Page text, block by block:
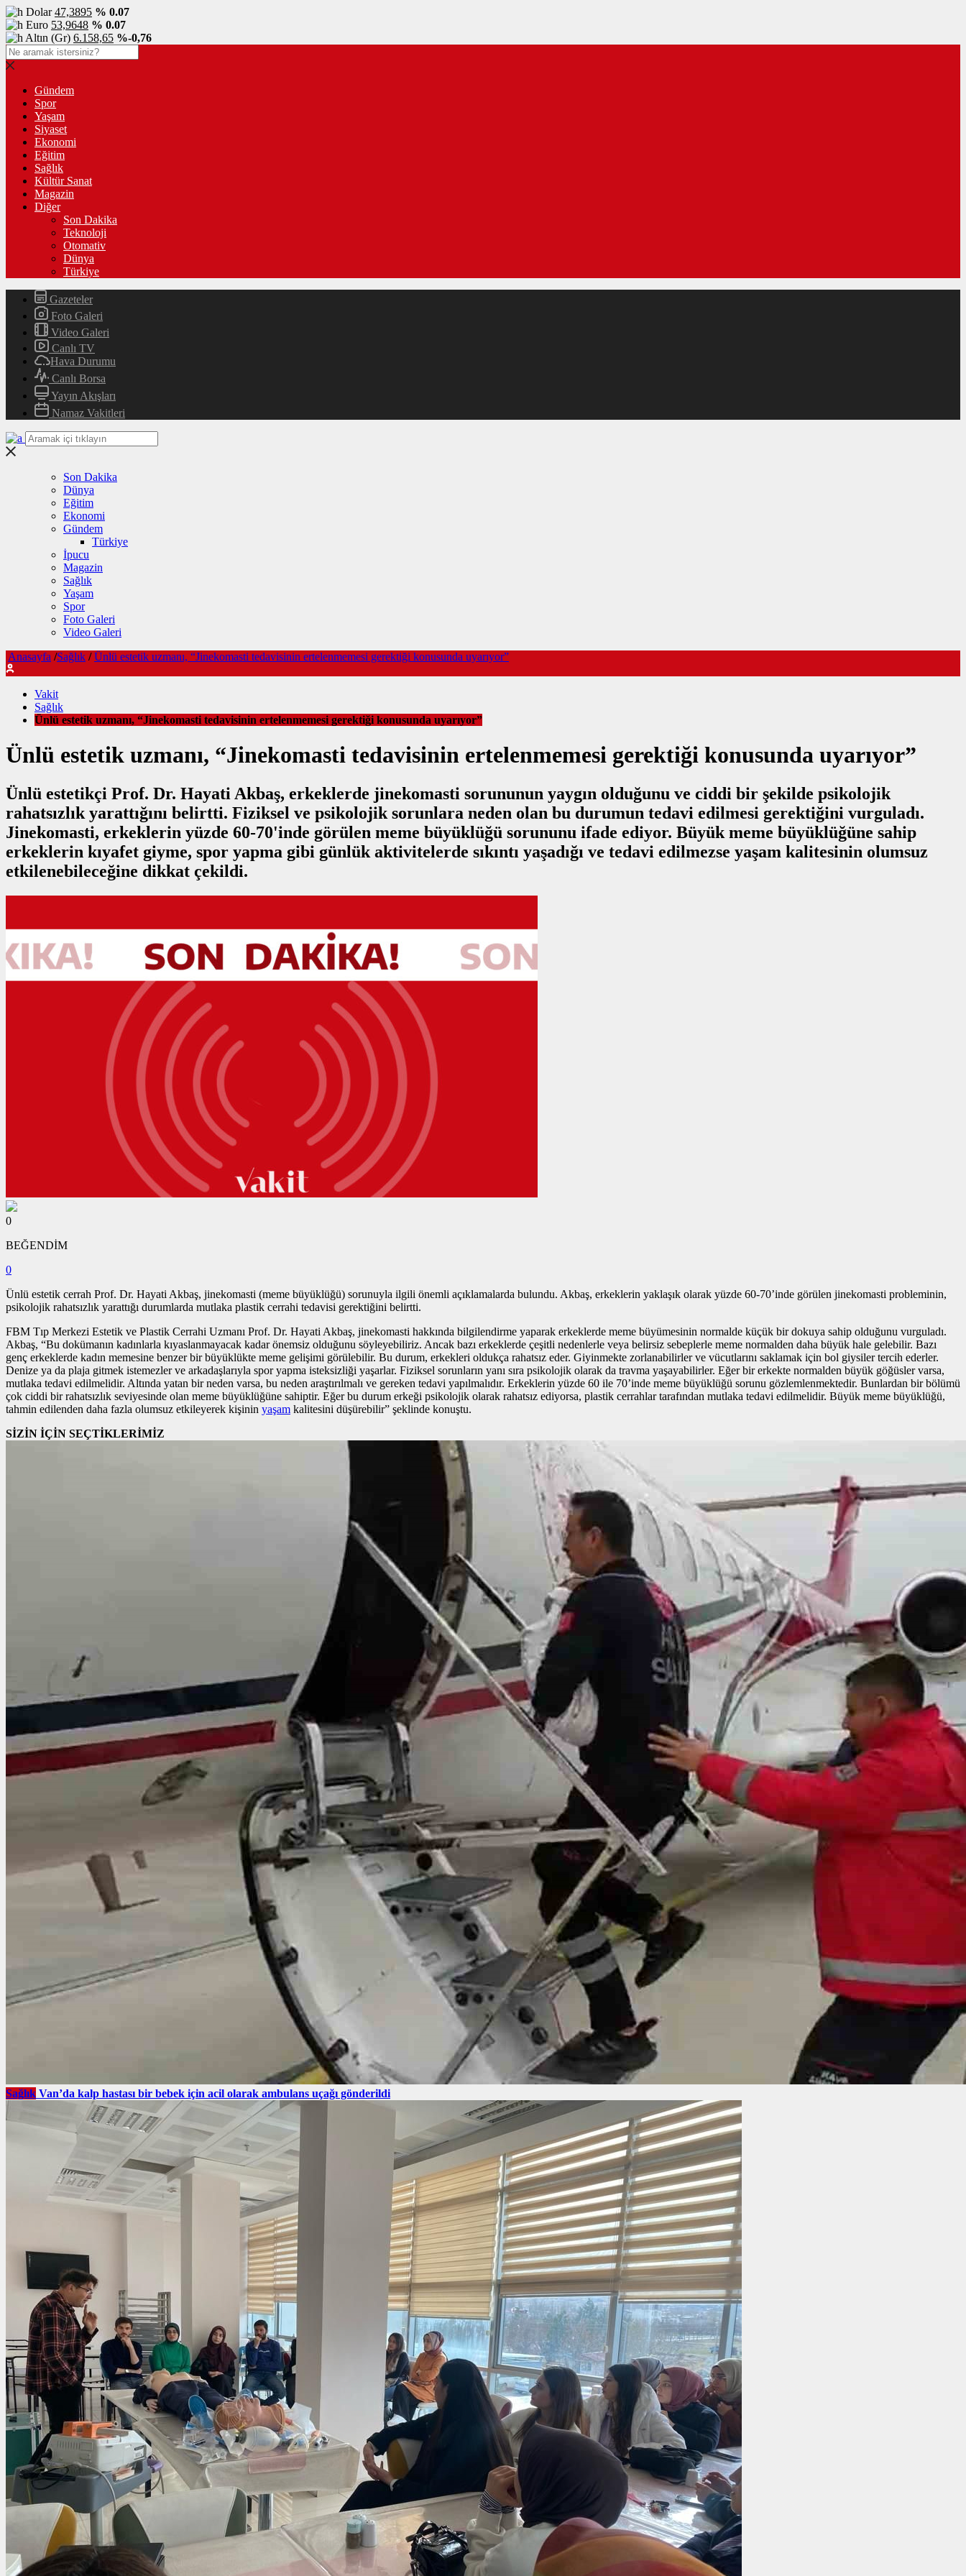
Dolar47,3895 % 0.07
Euro 53,9648 % 0.07
Altın (Gr) 6.158,65 %-0,76
Gündem
Spor
Yaşam
Siyaset
Ekonomi
Eğitim
Sağlık
Kültür Sanat
Magazin
Diğer
Son Dakika
Teknoloji
Otomativ
Dünya
Türkiye
Gazeteler
Foto Galeri
Video Galeri
Canlı TV
Hava Durumu
Canlı Borsa
Yayın Akışları
Namaz Vakitleri
Son Dakika
Dünya
Eğitim
Ekonomi
Gündem
Türkiye
İpucu
Magazin
Sağlık
Yaşam
Spor
Foto Galeri
Video Galeri
Anasayfa /Sağlık / Ünlü estetik uzmanı, “Jinekomasti tedavisinin ertelenmemesi gerektiği konusunda uyarıyor”
Vakit
Sağlık
Ünlü estetik uzmanı, “Jinekomasti tedavisinin ertelenmemesi gerektiği konusunda uyarıyor”
Ünlü estetik uzmanı, “Jinekomasti tedavisinin ertelenmemesi gerektiği konusunda uyarıyor”
Ünlü estetikçi Prof. Dr. Hayati Akbaş, erkeklerde jinekomasti sorununun yaygın olduğunu ve ciddi bir şekilde psikolojik
rahatsızlık yarattığını belirtti. Fiziksel ve psikolojik sorunlara neden olan bu durumun tedavi edilmesi gerektiğini vurguladı.
Jinekomasti, erkeklerin yüzde 60-70'inde görülen meme büyüklüğü sorununu ifade ediyor. Büyük meme büyüklüğüne sahip
erkeklerin kıyafet giyme, spor yapma gibi günlük aktivitelerde sıkıntı yaşadığı ve tedavi edilmezse yaşam kalitesinin olumsuz
etkilenebileceğine dikkat çekildi.
0
BEĞENDİM
0
Ünlü estetik cerrah Prof. Dr. Hayati Akbaş, jinekomasti (meme büyüklüğü) sorunuyla ilgili önemli açıklamalarda bulundu. Akbaş, erkeklerin yaklaşık olarak yüzde 60-70’inde görülen jinekomasti probleminin,
psikolojik rahatsızlık yarattığı durumlarda mutlaka plastik cerrahi tedavisi gerektiğini belirtti.
FBM Tıp Merkezi Estetik ve Plastik Cerrahi Uzmanı Prof. Dr. Hayati Akbaş, jinekomasti hakkında bilgilendirme yaparak erkeklerde meme büyümesinin normalde küçük bir dokuya sahip olduğunu vurguladı.
Akbaş, “Bu dokümanın kadınlarla kıyaslanmayacak kadar önemsiz olduğunu söyleyebiliriz. Ancak bazı erkeklerde çeşitli nedenlerle veya belirsiz sebeplerle meme normalden daha büyük hale gelebilir. Bazı
genç erkeklerde kadın memesine benzer bir büyüklükte meme gelişimi görülebilir. Bu durum, erkekleri oldukça rahatsız eder. Giyinmekte zorlanabilirler ve vücutlarını saklamak için bol giysiler tercih ederler.
Denize ya da plaja gitmek istemezler ve arkadaşlarıyla spor yapma isteksizliği yaşarlar. Fiziksel sorunların yanı sıra psikolojik olarak da travma yaşayabilirler. Eğer bir erkekte normalden büyük göğüsler varsa,
mutlaka tedavi edilmelidir. Altında yatan bir neden varsa, bu neden araştırılmalı ve gereken tedavi yapılmalıdır. Erkeklerin yüzde 60 ile 70’inde meme büyüklüğü sorunu gözlemlenmektedir. Bunlardan bir bölümü
çok ciddi bir rahatsızlık seviyesinde olan meme büyüklüğüne sahiptir. Eğer bu durum erkeği psikolojik olarak rahatsız ediyorsa, plastik cerrahlar tarafından mutlaka tedavi edilmelidir. Büyük meme büyüklüğü,
tahmin edilenden daha fazla olumsuz etkileyerek kişinin yaşam kalitesini düşürebilir” şeklinde konuştu.
SİZİN İÇİN SEÇTİKLERİMİZ
Sağlık Van’da kalp hastası bir bebek için acil olarak ambulans uçağı gönderildi